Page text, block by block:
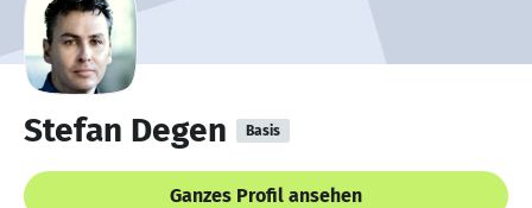
Stefan Degen Basis
Ganzes Profil ansehen